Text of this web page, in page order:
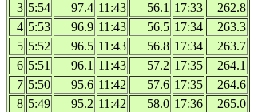
3 5:54 97.4 11:43 56.1 17:33
262.8
4 5:53 96.9 11:43 56.5 17:34
263.3
5 5:52 96.5 11:43 56.8 17:34
263.7
6 5:51 96.1 11:43 57.2 17:35
264.1
7 5:50 95.6 11:42 57.6 17:35
264.6
8 5:49 95.2 11:42 58.0 17:36
265.0